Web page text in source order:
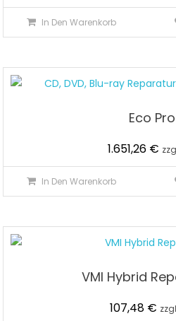
Preis
In Den Warenkorb
Eco
1.651,26 €
In Den Warenkorb
VMI Hybrid
107,48 €